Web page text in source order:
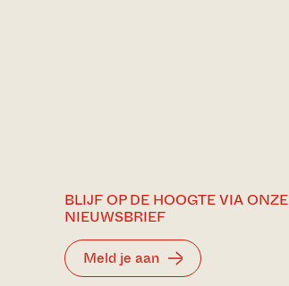
BLIJF OP DE HOOGTE VIA ONZE
NIEUWSBRIEF
Meld je aan